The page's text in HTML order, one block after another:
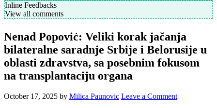
Inline Feedbacks
View all comments
Nenad Popović: Veliki korak jačanja
bilateralne saradnje Srbije i Belorusije u
oblasti zdravstva, sa posebnim fokusom
na transplantaciju organa
October 17, 2025 by Milica Paunovic Leave a Comment